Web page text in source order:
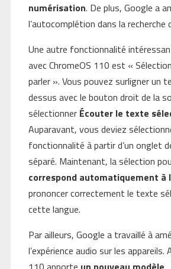
numérisation. De plus, Google a
l’autocomplétion dans la recherche
Une autre fonctionnalité
avec ChromeOS 110 est «
parler ». Vous pouvez surligner un
dessus avec le bouton droit de la
sélectionner Écouter le texte
Auparavant, vous deviez
fonctionnalité à partir d’un onglet
séparé. Maintenant, la sélection
correspond automatiquement à
prononcer correctement le texte
cette langue.
Par ailleurs, Google a travaillé à
l’expérience audio sur les appareils.